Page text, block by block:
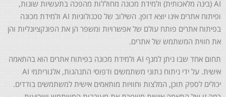
AI (בינה מלאכותית) ולמידת מכונה מחוללות מהפכה בתעשיות שונות,
ופיתוח אתרים אינו יוצא דופן. השילוב של טכנולוגיות AI ולמידת מכונה
בפיתוח אתרים פותח עולם של אפשרויות ומשפר הן את הפונקציונליות והן
את חווית המשתמש של אתרים.
תחום אחד שבו ניתן למנף AI ולמידת מכונה בפיתוח אתרים הוא בהתאמה
אישית. על ידי ניתוח נתוני משתמשים ודפוסי התנהגות, אלגוריתמי AI
יכולים לספק תוכן, המלצות וחוויות מותאמים אישית למשתמשים בודדים.